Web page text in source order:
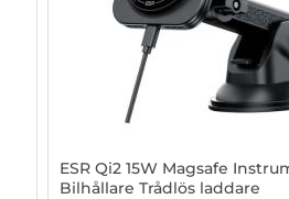
ESR Qi2 15W Magsafe
Bilhållare Trådlös laddare